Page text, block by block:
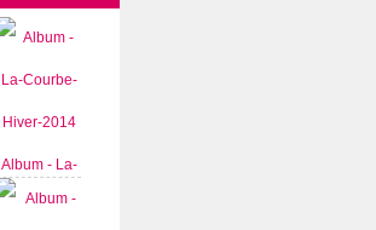
Album - La-
Courbe-